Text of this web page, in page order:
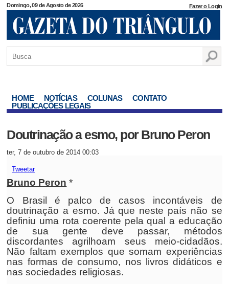
Domingo, 09 de Agosto de 2026 Fazer o Login
HOME NOTÍCIAS COLUNAS
CONTATO
PUBLICAÇÕES LEGAIS
Doutrinação a esmo, por Bruno Peron
ter, 7 de outubro de 2014 00:03
Tweetar
Bruno Peron *
O Brasil é palco de casos incontáveis de
doutrinação a esmo. Já que neste país não se
definiu uma rota coerente pela qual a educação
de sua gente deve passar, métodos
discordantes agrilhoam seus meio-cidadãos.
Não faltam exemplos que somam experiências
nas formas de consumo, nos livros didáticos e
nas sociedades religiosas.